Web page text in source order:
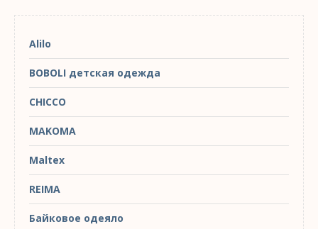
Alilo
BOBOLI детская одежда
CHICCO
MAKOMA
Maltex
REIMA
Байковое одеяло